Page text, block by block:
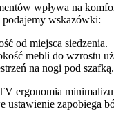
wpływa na
podajemy wskazówki:
od miejsca siedzenia.
mebli do wzrostu
na nogi pod szafką.
ergonomia
ustawienie zapobiega